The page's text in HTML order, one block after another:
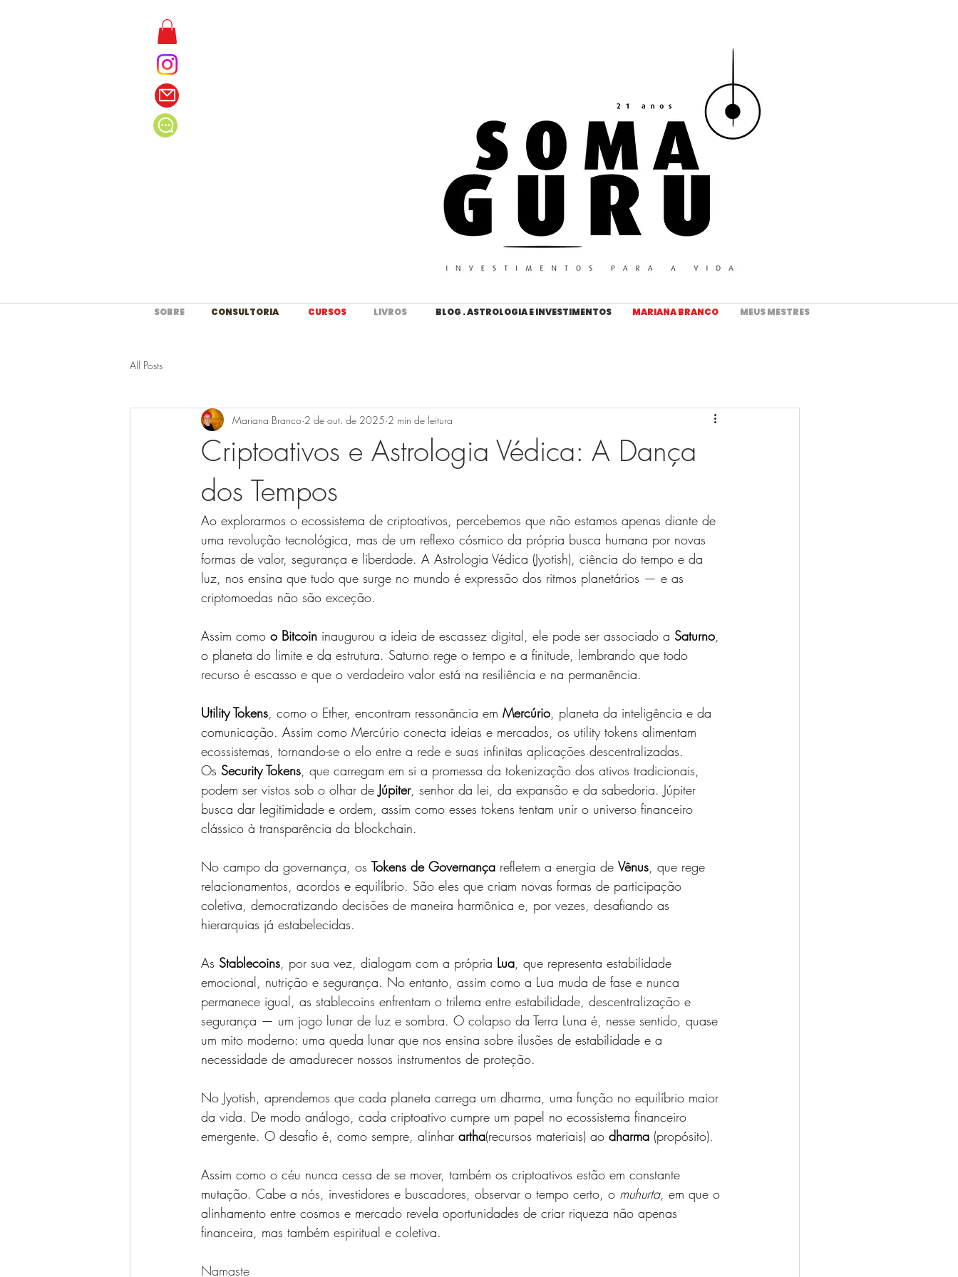
SOBRE CONSULTORIA CURSOS LIVROS BLOG . ASTROLOGIA E INVESTIMENTOS MARIANA BRANCO MEUS MESTRES
All Posts
Criptoativos e Astrologia Védica: A Dança
dos Tempos
Mariana Branco 2 de out. de 2025 2 min de leitura
Ao explorarmos o ecossistema de criptoativos, percebemos que não estamos apenas diante de
uma revolução tecnológica, mas de um reflexo cósmico da própria busca humana por novas
formas de valor, segurança e liberdade. A Astrologia Védica (Jyotish), ciência do tempo e da
luz, nos ensina que tudo que surge no mundo é expressão dos ritmos planetários — e as
criptomoedas não são exceção.
Assim como o Bitcoin inaugurou a ideia de escassez digital, ele pode ser associado a Saturno,
o planeta do limite e da estrutura. Saturno rege o tempo e a finitude, lembrando que todo
recurso é escasso e que o verdadeiro valor está na resiliência e na permanência.
Utility Tokens, como o Ether, encontram ressonância em Mercúrio, planeta da inteligência e da
comunicação. Assim como Mercúrio conecta ideias e mercados, os utility tokens alimentam
ecossistemas, tornando-se o elo entre a rede e suas infinitas aplicações descentralizadas.
Os Security Tokens, que carregam em si a promessa da tokenização dos ativos tradicionais,
podem ser vistos sob o olhar de Júpiter, senhor da lei, da expansão e da sabedoria. Júpiter
busca dar legitimidade e ordem, assim como esses tokens tentam unir o universo financeiro
clássico à transparência da blockchain.
No campo da governança, os Tokens de Governança refletem a energia de Vênus, que rege
relacionamentos, acordos e equilíbrio. São eles que criam novas formas de participação
coletiva, democratizando decisões de maneira harmônica e, por vezes, desafiando as
hierarquias já estabelecidas.
As Stablecoins, por sua vez, dialogam com a própria Lua, que representa estabilidade
emocional, nutrição e segurança. No entanto, assim como a Lua muda de fase e nunca
permanece igual, as stablecoins enfrentam o trilema entre estabilidade, descentralização e
segurança — um jogo lunar de luz e sombra. O colapso da Terra Luna é, nesse sentido, quase
um mito moderno: uma queda lunar que nos ensina sobre ilusões de estabilidade e a
necessidade de amadurecer nossos instrumentos de proteção.
No Jyotish, aprendemos que cada planeta carrega um dharma, uma função no equilíbrio maior
da vida. De modo análogo, cada criptoativo cumpre um papel no ecossistema financeiro
emergente. O desafio é, como sempre, alinhar artha(recursos materiais) ao dharma (propósito).
Assim como o céu nunca cessa de se mover, também os criptoativos estão em constante
mutação. Cabe a nós, investidores e buscadores, observar o tempo certo, o muhurta, em que o
alinhamento entre cosmos e mercado revela oportunidades de criar riqueza não apenas
financeira, mas também espiritual e coletiva.
Namaste